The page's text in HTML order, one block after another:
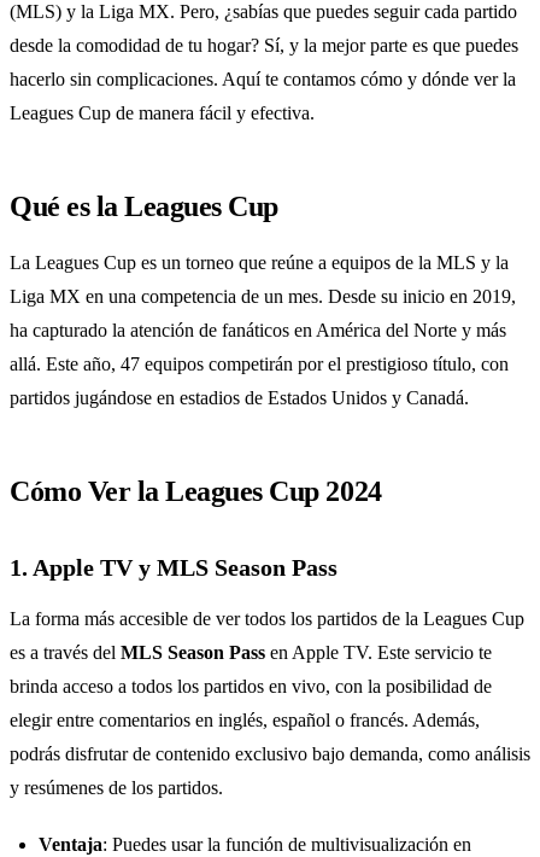
(MLS) y la Liga MX. Pero, ¿sabías que puedes seguir cada partido
desde la comodidad de tu hogar? Sí, y la mejor parte es que puedes
hacerlo sin complicaciones. Aquí te contamos cómo y dónde ver la
Leagues Cup de manera fácil y efectiva.
Qué es la Leagues Cup
La Leagues Cup es un torneo que reúne a equipos de la MLS y la
Liga MX en una competencia de un mes. Desde su inicio en 2019,
ha capturado la atención de fanáticos en América del Norte y más
allá. Este año, 47 equipos competirán por el prestigioso título, con
partidos jugándose en estadios de Estados Unidos y Canadá.
Cómo Ver la Leagues Cup 2024
1. Apple TV y MLS Season Pass
La forma más accesible de ver todos los partidos de la Leagues Cup
es a través del MLS Season Pass en Apple TV. Este servicio te
brinda acceso a todos los partidos en vivo, con la posibilidad de
elegir entre comentarios en inglés, español o francés. Además,
podrás disfrutar de contenido exclusivo bajo demanda, como análisis
y resúmenes de los partidos.
Ventaja: Puedes usar la función de multivisualización en